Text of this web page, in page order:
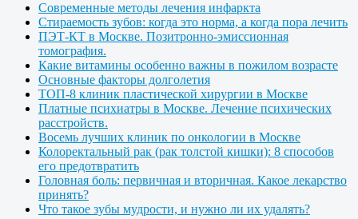
Современные методы лечения инфаркта
Стираемость зубов: когда это норма, а когда пора лечить
ПЭТ-КТ в Москве. Позитронно-эмиссионная
томография.
Какие витамины особенно важны в пожилом возрасте
Основные факторы долголетия
ТОП-8 клиник пластической хирургии в Москве
Платные психиатры в Москве. Лечение психических
расстройств.
Восемь лучших клиник по онкологии в Москве
Колоректальный рак (рак толстой кишки): 8 способов
его предотвратить
Головная боль: первичная и вторичная. Какое лекарство
принять?
Что такое зубы мудрости, и нужно ли их удалять?